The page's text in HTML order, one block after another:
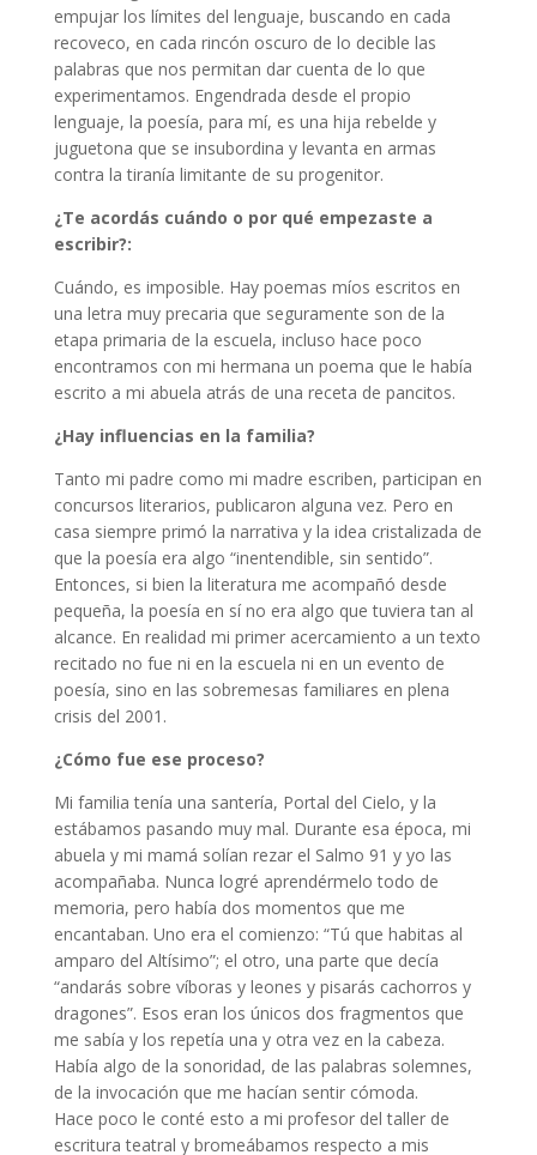
empujar los límites del lenguaje, buscando en cada
recoveco, en cada rincón oscuro de lo decible las
palabras que nos permitan dar cuenta de lo que
experimentamos. Engendrada desde el propio
lenguaje, la poesía, para mí, es una hija rebelde y
juguetona que se insubordina y levanta en armas
contra la tiranía limitante de su progenitor.
¿Te acordás cuándo o por qué empezaste a
escribir?:
Cuándo, es imposible. Hay poemas míos escritos en
una letra muy precaria que seguramente son de la
etapa primaria de la escuela, incluso hace poco
encontramos con mi hermana un poema que le había
escrito a mi abuela atrás de una receta de pancitos.
¿Hay influencias en la familia?
Tanto mi padre como mi madre escriben, participan en
concursos literarios, publicaron alguna vez. Pero en
casa siempre primó la narrativa y la idea cristalizada de
que la poesía era algo “inentendible, sin sentido”.
Entonces, si bien la literatura me acompañó desde
pequeña, la poesía en sí no era algo que tuviera tan al
alcance. En realidad mi primer acercamiento a un texto
recitado no fue ni en la escuela ni en un evento de
poesía, sino en las sobremesas familiares en plena
crisis del 2001.
¿Cómo fue ese proceso?
Mi familia tenía una santería, Portal del Cielo, y la
estábamos pasando muy mal. Durante esa época, mi
abuela y mi mamá solían rezar el Salmo 91 y yo las
acompañaba. Nunca logré aprendérmelo todo de
memoria, pero había dos momentos que me
encantaban. Uno era el comienzo: “Tú que habitas al
amparo del Altísimo”; el otro, una parte que decía
“andarás sobre víboras y leones y pisarás cachorros y
dragones”. Esos eran los únicos dos fragmentos que
me sabía y los repetía una y otra vez en la cabeza.
Había algo de la sonoridad, de las palabras solemnes,
de la invocación que me hacían sentir cómoda.
Hace poco le conté esto a mi profesor del taller de
escritura teatral y bromeábamos respecto a mis